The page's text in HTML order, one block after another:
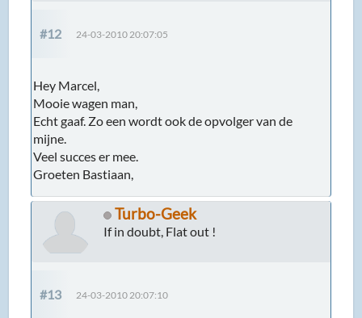
#12 24-03-2010 20:07:05
Hey Marcel,
Mooie wagen man,
Echt gaaf. Zo een wordt ook de opvolger van de
mijne.
Veel succes er mee.
Groeten Bastiaan,
Turbo-Geek
If in doubt, Flat out !
#13 24-03-2010 20:07:10